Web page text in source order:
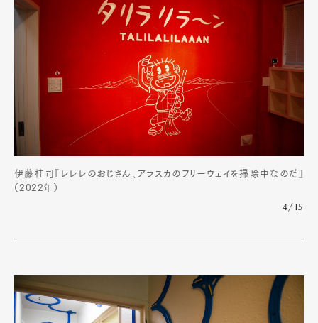
伊藤桂司『レレレのおじさん、アラスカのフリーウェイを掃除中なのだ』
（2022年）
4/15